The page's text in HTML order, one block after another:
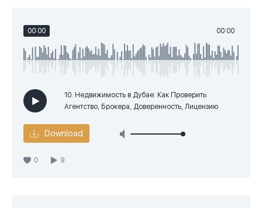
00:00 00:00
10. Недвижимость в Дубае: Как Проверить
Агентство, Брокера, Доверенность, Лицензию
Download
0 9